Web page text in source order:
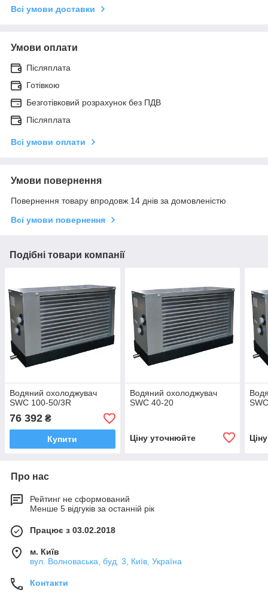
Всі умови доставки
Умови оплати
Післяплата
Готівкою
Безготівковий розрахунок без ПДВ
Післяплата
Всі умови оплати
Умови повернення
Повернення товару впродовж 14 днів за домовленістю
Всі умови повернення
Подібні товари компанії
Водяний охолоджувач
SWC 100-50/3R
76 392 ₴
Купити
Водяний охолоджувач
SWC 40-20
Ціну уточнюйте
Про нас
Рейтинг не сформований
Менше 5 відгуків за останній рік
Працює з 03.02.2018
м. Київ
вул. Волноваська, буд. 3, Київ, Україна
Контакти